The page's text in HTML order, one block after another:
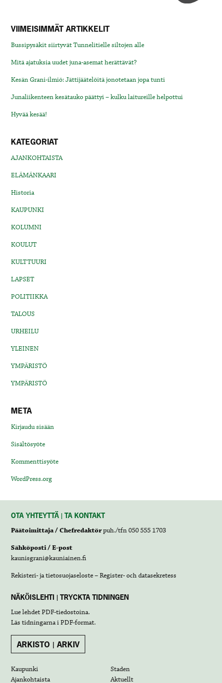
VIIMEISIMMÄT ARTIKKELIT
Bussipysäkit siirtyvät Tunnelitielle siltojen alle
Mitä ajatuksia uudet juna-asemat herättävät?
Kesän Grani-ilmiö: Jättijäätelöitä jonotetaan jopa tunti
Junaliikenteen kesätauko päättyi – kulku laitureille helpottui
Hyvää kesää!
KATEGORIAT
AJANKOHTAISTA
ELÄMÄNKAARI
Historia
KAUPUNKI
KOLUMNI
KOULUT
KULTTUURI
LAPSET
POLITIIKKA
TALOUS
URHEILU
YLEINEN
YMPÄRISTÖ
YMPÄRISTÖ
META
Kirjaudu sisään
Sisältösyöte
Kommenttisyöte
WordPress.org
OTA YHTEYTTÄ | TA KONTAKT
Päätoimittaja / Chefredaktörpuh./tfn 050 555 1703
Sähköposti / E-post
kaunisgrani@kauniainen.fi
Rekisteri- ja tietosuojaseloste – Register- och datasekretess
NÄKÖISLEHTI | TRYCKTA TIDNINGEN
Lue lehdetPDF-tiedostoina.
Läs tidningarna iPDF-format.
ARKISTO | ARKIV
Kaupunki
Staden
Ajankohtaista
Aktuellt